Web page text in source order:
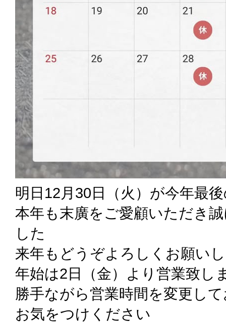
明日12月30日（火）が今年最
本年も末廣をご愛顧いただき
した
来年もどうぞよろしくお願い
年始は2日（金）より営業致し
勝手ながら営業時間を変更し
お気をつけください